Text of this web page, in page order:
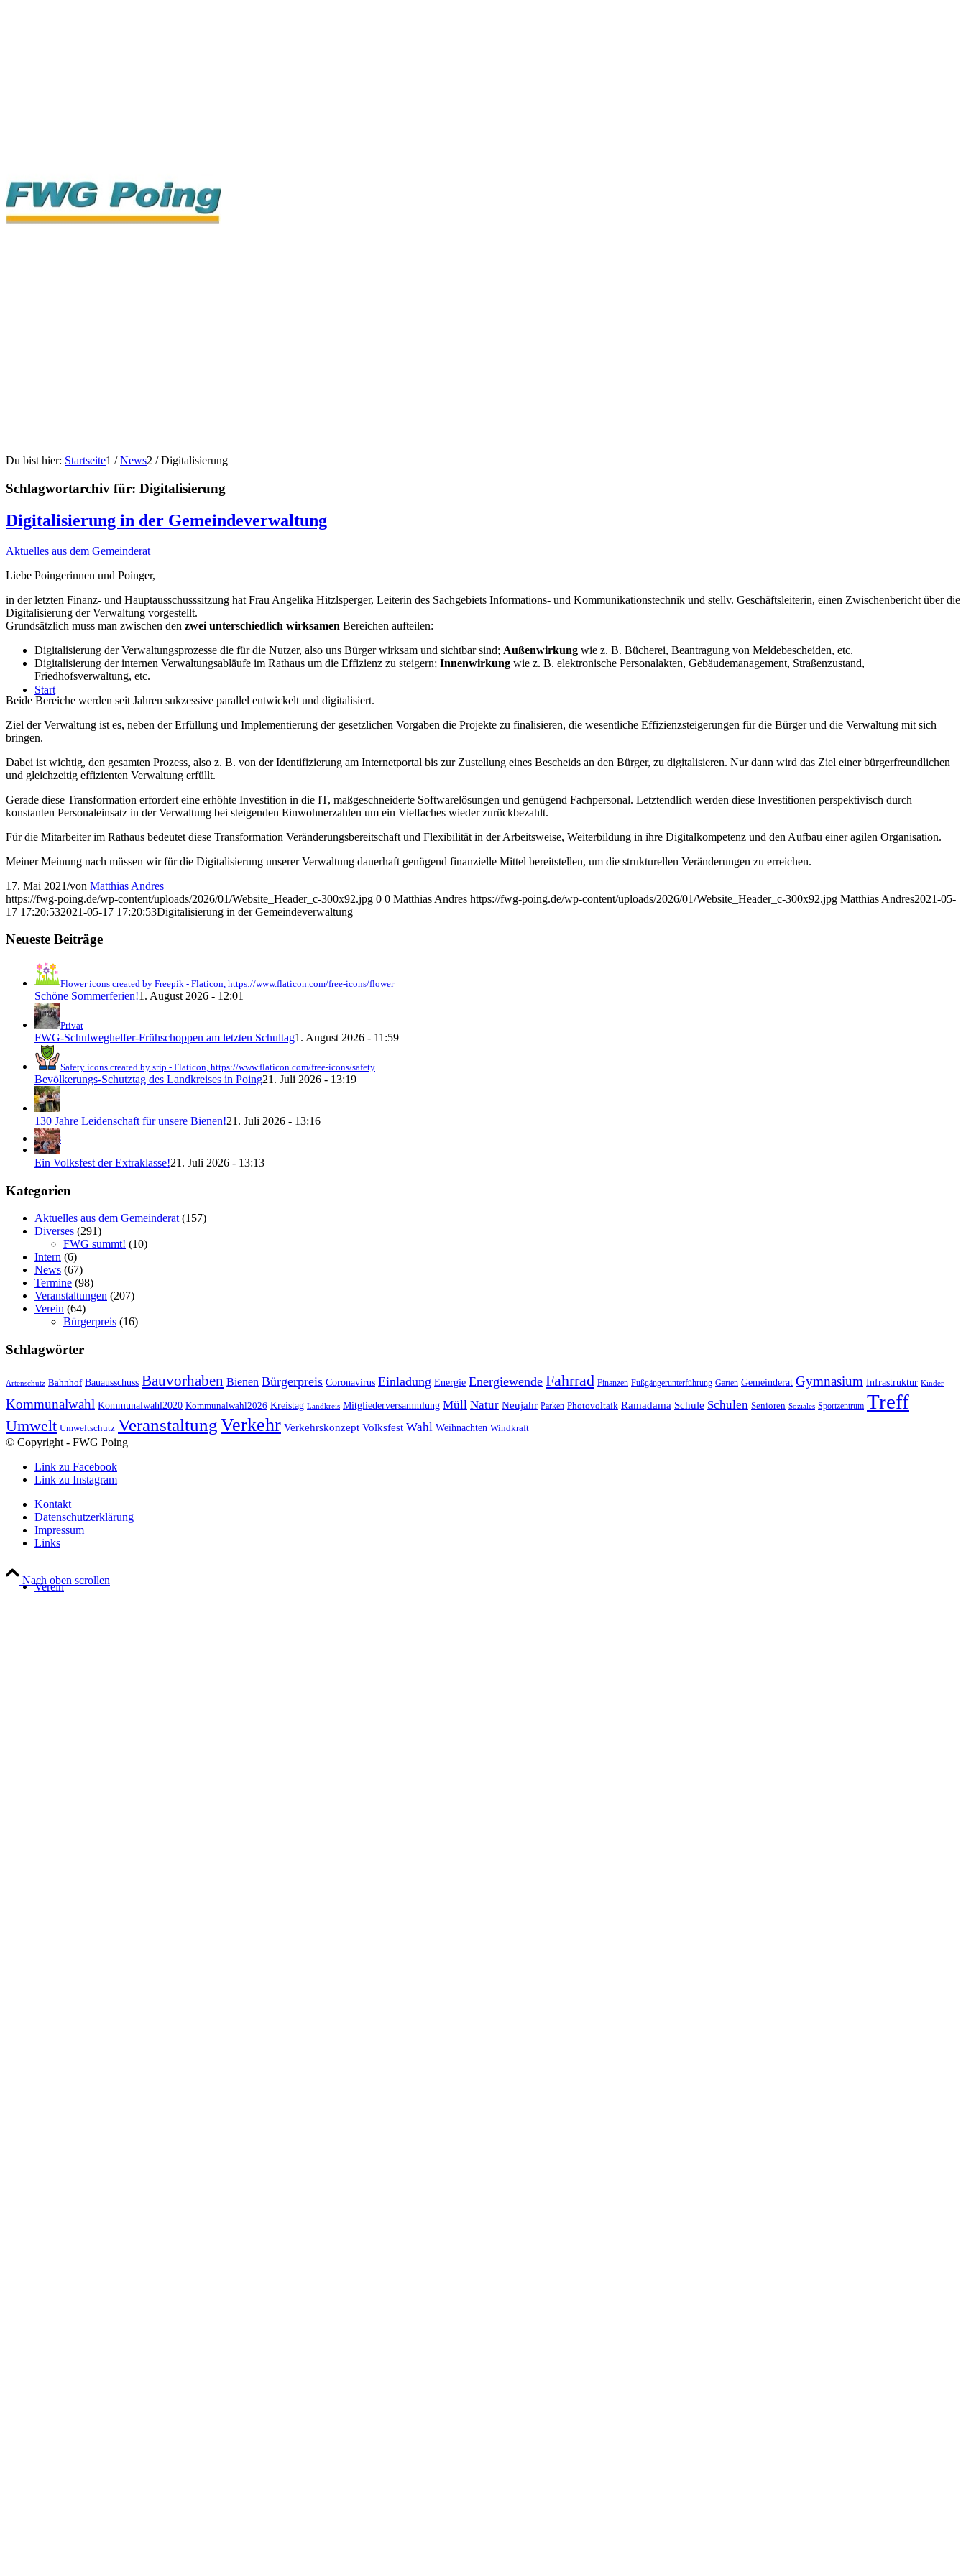
Start
News
Verein
Du bist hier: Startseite1 / News2 / Digitalisierung
Schlagwortarchiv für: Digitalisierung
Digitalisierung in der Gemeindeverwaltung
Aktuelles aus dem Gemeinderat
Liebe Poingerinnen und Poinger,
in der letzten Finanz- und Hauptausschusssitzung hat Frau Angelika Hitzlsperger, Leiterin des Sachgebiets Informations- und Kommunikationstechnik und stellv. Geschäftsleiterin, einen Zwischenbericht über die
Digitalisierung der Verwaltung vorgestellt.
Grundsätzlich muss man zwischen den zwei unterschiedlich wirksamen Bereichen aufteilen:
Digitalisierung der Verwaltungsprozesse die für die Nutzer, also uns Bürger wirksam und sichtbar sind; Außenwirkung wie z. B. Bücherei, Beantragung von Meldebescheiden, etc.
Digitalisierung der internen Verwaltungsabläufe im Rathaus um die Effizienz zu steigern; Innenwirkung wie z. B. elektronische Personalakten, Gebäudemanagement, Straßenzustand,
Friedhofsverwaltung, etc.
Beide Bereiche werden seit Jahren sukzessive parallel entwickelt und digitalisiert.
Ziel der Verwaltung ist es, neben der Erfüllung und Implementierung der gesetzlichen Vorgaben die Projekte zu finalisieren, die wesentliche Effizienzsteigerungen für die Bürger und die Verwaltung mit sich
bringen.
Dabei ist wichtig, den gesamten Prozess, also z. B. von der Identifizierung am Internetportal bis zur Zustellung eines Bescheids an den Bürger, zu digitalisieren. Nur dann wird das Ziel einer bürgerfreundlichen
und gleichzeitig effizienten Verwaltung erfüllt.
Gerade diese Transformation erfordert eine erhöhte Investition in die IT, maßgeschneiderte Softwarelösungen und genügend Fachpersonal. Letztendlich werden diese Investitionen perspektivisch durch
konstanten Personaleinsatz in der Verwaltung bei steigenden Einwohnerzahlen um ein Vielfaches wieder zurückbezahlt.
Für die Mitarbeiter im Rathaus bedeutet diese Transformation Veränderungsbereitschaft und Flexibilität in der Arbeitsweise, Weiterbildung in ihre Digitalkompetenz und den Aufbau einer agilen Organisation.
Meiner Meinung nach müssen wir für die Digitalisierung unserer Verwaltung dauerhaft genügend finanzielle Mittel bereitstellen, um die strukturellen Veränderungen zu erreichen.
17. Mai 2021/von Matthias Andres
https://fwg-poing.de/wp-content/uploads/2026/01/Website_Header_c-300x92.jpg 0 0 Matthias Andres https://fwg-poing.de/wp-content/uploads/2026/01/Website_Header_c-300x92.jpg Matthias Andres2021-05-
17 17:20:532021-05-17 17:20:53Digitalisierung in der Gemeindeverwaltung
Neueste Beiträge
Flower icons created by Freepik - Flaticon, https://www.flaticon.com/free-icons/flower
Schöne Sommerferien!1. August 2026 - 12:01
Privat
FWG-Schulweghelfer-Frühschoppen am letzten Schultag1. August 2026 - 11:59
Safety icons created by srip - Flaticon, https://www.flaticon.com/free-icons/safety
Bevölkerungs-Schutztag des Landkreises in Poing21. Juli 2026 - 13:19
130 Jahre Leidenschaft für unsere Bienen!21. Juli 2026 - 13:16
Ein Volksfest der Extraklasse!21. Juli 2026 - 13:13
Kategorien
Aktuelles aus dem Gemeinderat(157)
Diverses (291)
FWG summt! (10)
Intern (6)
News (67)
Termine (98)
Veranstaltungen (207)
Verein (64)
Bürgerpreis (16)
Schlagwörter
Artenschutz Bahnhof Bauausschuss Bauvorhaben Bienen Bürgerpreis Coronavirus Einladung Energie Energiewende Fahrrad Finanzen Fußgängerunterführung Garten Gemeinderat Gymnasium Infrastruktur Kinder
Kommunalwahl Kommunalwahl2020 Kommunalwahl2026 Kreistag Landkreis Mitgliederversammlung Müll Natur Neujahr Parken Photovoltaik Ramadama Schule Schulen Senioren Soziales Sportzentrum Treff
Umwelt Umweltschutz VeranstaltungVerkehr Verkehrskonzept Volksfest Wahl Weihnachten Windkraft
© Copyright - FWG Poing
Link zu Facebook
Link zu Instagram
Kontakt
Datenschutzerklärung
Impressum
Links
Nach oben scrollen